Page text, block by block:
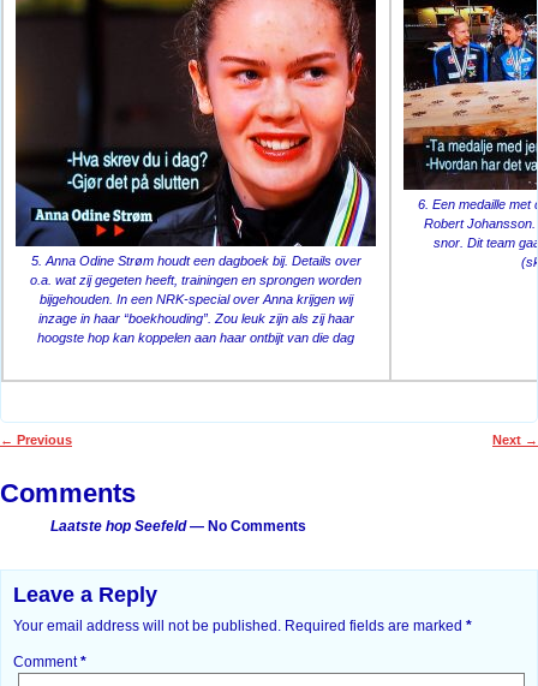
5. Anna Odine Strøm houdt een dagboek bij. Details over
o.a. wat zij gegeten heeft, trainingen en sprongen worden
bijgehouden. In een NRK-special over Anna krijgen wij
inzage in haar “boekhouding”. Zou leuk zijn als zij haar
hoogste hop kan koppelen aan haar ontbijt van die dag
6. Een medaille met
Robert
snor. Dit team
← Previous Next →
Comments
Laatste hop Seefeld— No Comments
Leave a Reply
Your email address will not be published. Required fields are marked *
Comment*